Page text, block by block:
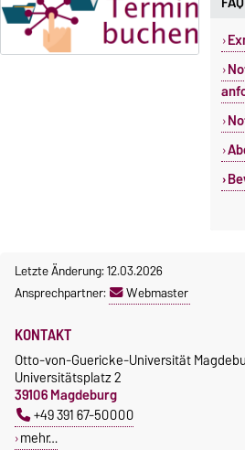
Letzte Änderung: 12.03.2026
Ansprechpartner:
Webmaster
KONTAKT
Otto-von-Guericke-Universität
Universitätsplatz 2
39106 Magdeburg
+49 391 67-50000
mehr…